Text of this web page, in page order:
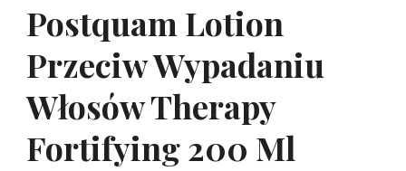
Postquam Lotion
Przeciw Wypadaniu
Włosów Therapy
Fortifying 200 Ml